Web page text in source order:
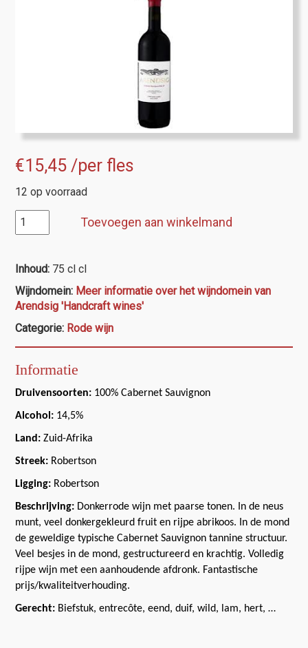
€15,45 /per fles
12 op voorraad
Arendsig
Cabernet
Block
A9
aantal
Toevoegen aan winkelmand
Inhoud: 75 cl cl
Wijndomein: Meer informatie over het wijndomein van
Arendsig 'Handcraft wines'
Categorie: Rode wijn
Informatie
Druivensoorten: 100% Cabernet Sauvignon
Alcohol: 14,5%
Land:Zuid-Afrika
Streek: Robertson
Ligging: Robertson
Beschrijving: Donkerrode wijn met paarse tonen. In de neus
munt, veel donkergekleurd fruit en rijpe abrikoos. In de mond
de geweldige typische Cabernet Sauvignon tannine structuur.
Veel besjes in de mond, gestructureerd en krachtig. Volledig
rijpe wijn met een aanhoudende afdronk. Fantastische
prijs/kwaliteitverhouding.
Gerecht: Biefstuk, entrecôte, eend, duif, wild, lam, hert, …